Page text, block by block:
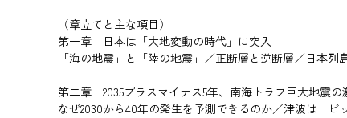
（章立てと主な項目）
第一章 日本は「大地変動の時代」に突入
「海の地震」と「陸の地震」／正断層と逆断層／日本
第二章 2035プラスマイナス5年、南海トラフ巨大地震の
なぜ2030から40年の発生を予測できるのか／津波は「